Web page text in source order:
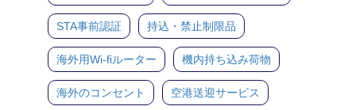
STA事前認証 持込・禁止制限品
海外用Wi-fiルーター 機内持ち込み荷物
海外のコンセント 空港送迎サービス